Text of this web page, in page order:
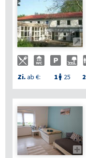

Zi.ab €: 1  25 2
